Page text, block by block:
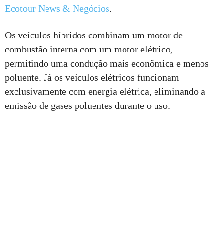
Ecotour News & Negócios.
Os veículos híbridos combinam um motor de
combustão interna com um motor elétrico,
permitindo uma condução mais econômica e menos
poluente. Já os veículos elétricos funcionam
exclusivamente com energia elétrica, eliminando a
emissão de gases poluentes durante o uso.